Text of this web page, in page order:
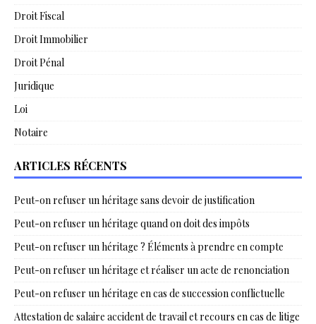
Droit Fiscal
Droit Immobilier
Droit Pénal
Juridique
Loi
Notaire
ARTICLES RÉCENTS
Peut-on refuser un héritage sans devoir de justification
Peut-on refuser un héritage quand on doit des impôts
Peut-on refuser un héritage ? Éléments à prendre en compte
Peut-on refuser un héritage et réaliser un acte de renonciation
Peut-on refuser un héritage en cas de succession conflictuelle
Attestation de salaire accident de travail et recours en cas de litige